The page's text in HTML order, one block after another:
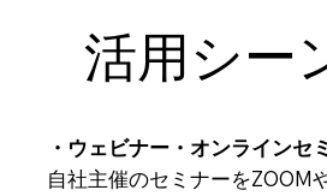
活用シー
・ウェビナー・オンラインセ
自社主催のセミナーをZOOM